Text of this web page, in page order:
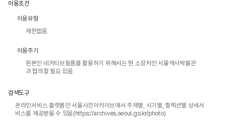
이용조건
이용유형
제한없음
이용주기
원본인 네거티브필름를 활용하기 위해서는 현 소장처인 서울역사박물관
과 협의할 필요 있음
검색도구
온라인서비스 플랫폼인 서울사진아카이브에서 주제별, 시기별, 컬렉션별 상세서
비스를 제공받을 수 있음(https://archives.seoul.go.kr/photo)